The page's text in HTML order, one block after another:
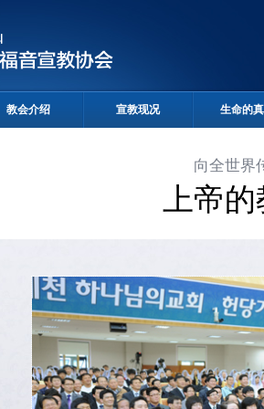
教会介绍 宣教现况 生命的
向全世界
上帝